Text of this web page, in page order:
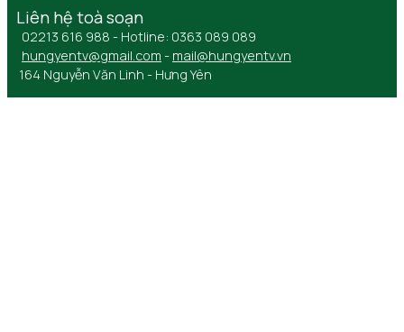
Liên hệ toà soạn
02213 616 988 - Hotline: 0363 089 089
hungyentv@gmail.com - mail@hungyentv.vn
164 Nguyễn Văn Linh - Hưng Yên